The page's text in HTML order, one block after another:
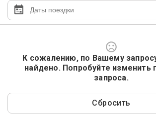
К сожалению, по Вашему
найдено. Попробуйте изменить
запроса.
Сбросить